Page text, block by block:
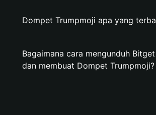
Dompet Trumpmoji apa yang
Bagaimana cara mengunduh
dan membuat Dompet Trumpmoji?